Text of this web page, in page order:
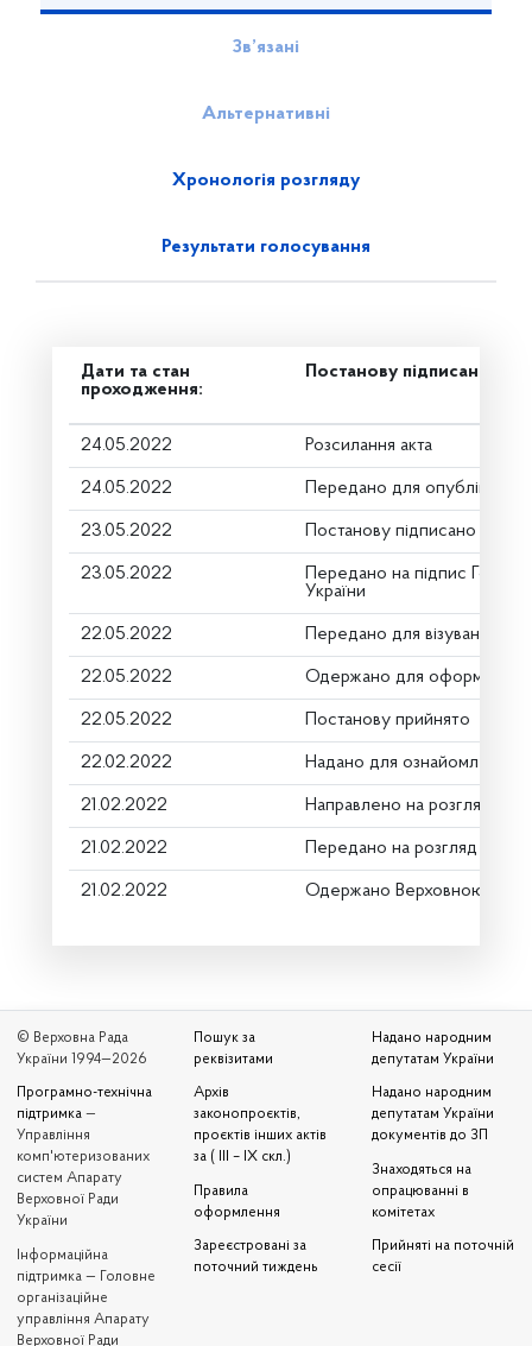
Зв’язані
Альтернативні
Хронологія розгляду
Результати голосування
Дати та стан
проходження:
Постанову підписано
24.05.2022 Розсилання акта
24.05.2022 Передано для
23.05.2022 Постанову підписано
23.05.2022
Передано на підпис Голові
України
22.05.2022 Передано для візування в
22.05.2022 Одержано для оформлення
22.05.2022 Постанову прийнято
22.02.2022 Надано для ознайомлення
21.02.2022 Направлено на розгляд
21.02.2022 Передано на розгляд
21.02.2022 Одержано Верховною
© Верховна Рада
України 1994—2026
Програмно-технічна
підтримка —
Управління
комп'ютеризованих
систем Апарату
Верховної Ради
України
Iнформаційна
підтримка — Головне
організаційне
управління Апарату
Верховної Ради
Пошук за
реквізитами
Архів
законопроєктів,
проєктів інших актів
за ( III – IX скл.)
Правила
оформлення
Зареєстровані за
поточний тиждень
Надано народним
депутатам України
Надано народним
депутатам України
документів до ЗП
Знаходяться на
опрацюванні в
комітетах
Прийняті на поточній
сесії